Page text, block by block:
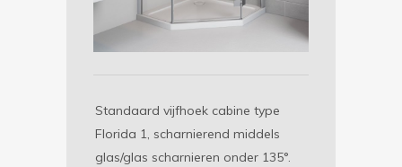
Standaard vijfhoek cabine type
Florida 1, scharnierend middels
glas/glas scharnieren onder 135°.